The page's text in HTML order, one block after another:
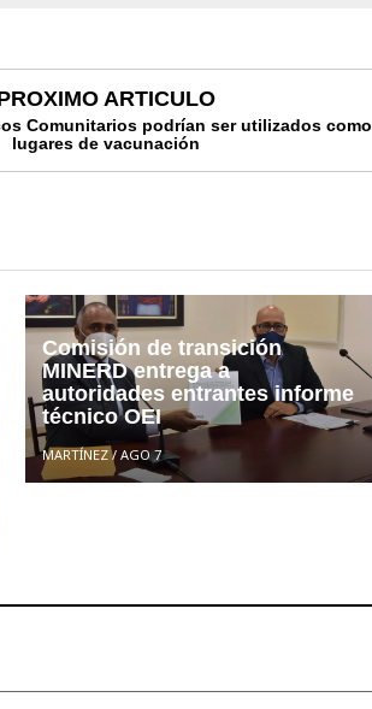
ARTICULO
Comunitarios podrían ser utilizados como
lugares de vacunación
Comisión de transición
MINERD entrega a
autoridades entrantes informe
técnico OEI
MARTÍNEZ/AGO 7